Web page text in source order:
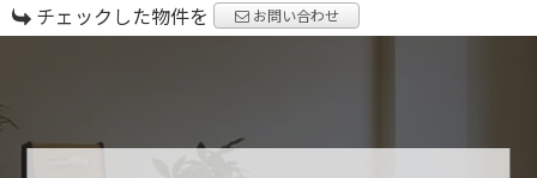
チェックした物件を お問い合わせ